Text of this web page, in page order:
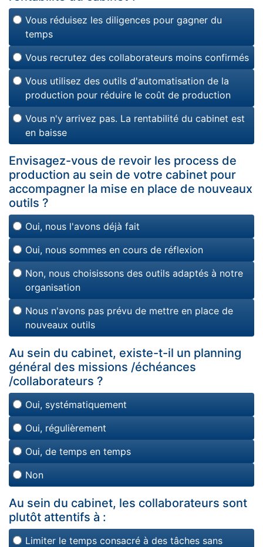
Vous réduisez les diligences pour gagner du
temps
Vous recrutez des collaborateurs moins confirmés
Vous utilisez des outils d'automatisation de la
production pour réduire le coût de production
Vous n'y arrivez pas. La rentabilité du cabinet est
en baisse
Envisagez-vous de revoir les process de
production au sein de votre cabinet pour
accompagner la mise en place de nouveaux
outils ?
Oui, nous l'avons déjà fait
Oui, nous sommes en cours de réflexion
Non, nous choisissons des outils adaptés à notre
organisation
Nous n'avons pas prévu de mettre en place de
nouveaux outils
Au sein du cabinet, existe-t-il un planning
général des missions /échéances
/collaborateurs ?
Oui, systématiquement
Oui, régulièrement
Oui, de temps en temps
Non
Au sein du cabinet, les collaborateurs sont
plutôt attentifs à :
Limiter le temps consacré à des tâches sans